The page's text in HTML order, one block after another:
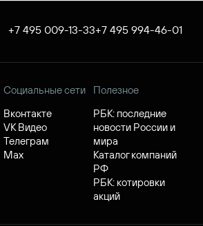
+7 495 009-13-33+7 495 994-46-01
Социальные сети
Вконтакте
VK Видео
Телеграм
Max
Полезное
РБК: последние
новости России и
мира
Каталог компаний
РФ
РБК: котировки
акций